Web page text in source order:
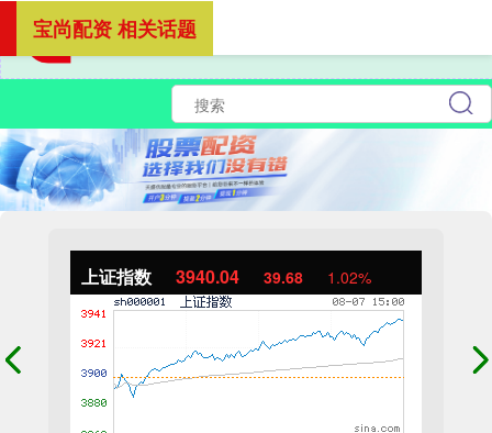
上证指数 3940.04 39.68 1.02%
宝尚配资 相关话题